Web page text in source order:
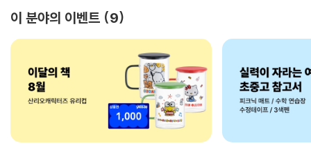
이 분야의 이벤트 9